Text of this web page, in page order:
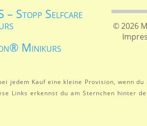
– Stopp Selfcare
Minikurs
© 2026
jedem Kauf eine kleine Provision, wenn du
Links erkennst du am Sternchen hinter